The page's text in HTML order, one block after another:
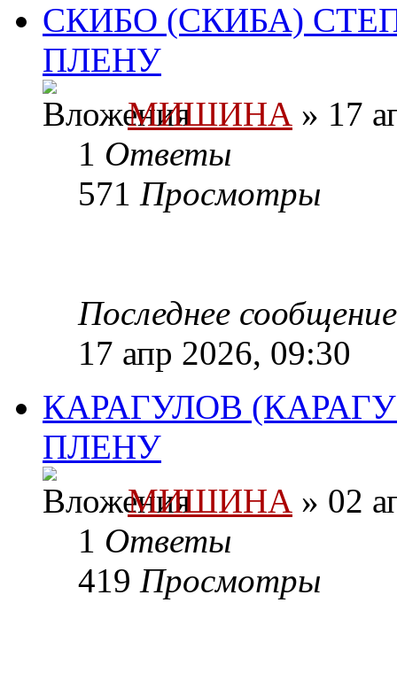
СКИБО (СКИБА)
ПЛЕНУ
МИШИНА » 17
1 Ответы
571 Просмотры
Последнее
17 апр 2026, 09:30
КАРАГУЛОВ
ПЛЕНУ
МИШИНА » 02
1 Ответы
419 Просмотры